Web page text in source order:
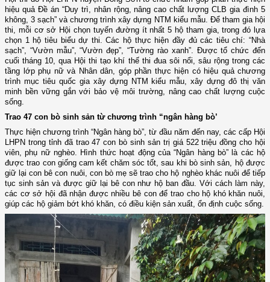
hiệu quả Đề án “Duy trì, nhân rộng, nâng cao chất lượng CLB gia đình 5
không, 3 sạch” và chương trình xây dựng NTM kiểu mẫu. Để tham gia hội
thi, mỗi cơ sở Hội chọn tuyến đường ít nhất 5 hộ tham gia, trong đó lựa
chọn 1 hộ tiêu biểu dự thi. Các hộ thực hiện đầy đủ các tiêu chí: “Nhà
sạch”, “Vườn mẫu”, “Vườn đẹp”, “Tường rào xanh”. Được tổ chức đến
cuối tháng 10, qua Hội thi tạo khí thế thi đua sôi nổi, sâu rộng trong các
tầng lớp phụ nữ và Nhân dân, góp phần thực hiện có hiệu quả chương
trình mục tiêu quốc gia xây dựng NTM kiểu mẫu, xây dựng đô thị văn
minh bền vững gắn với bảo vệ môi trường, nâng cao chất lượng cuộc
sống.
Trao 47 con bò sinh sản từ chương trình “ngân hàng bò’
Thực hiện chương trình “Ngân hàng bò”, từ đầu năm đến nay, các cấp Hội
LHPN trong tỉnh đã trao 47 con bò sinh sản trị giá 522 triệu đồng cho hội
viên, phụ nữ nghèo. Hình thức hoạt động của “Ngân hàng bò” là các hộ
được trao con giống cam kết chăm sóc tốt, sau khi bò sinh sản, hộ được
giữ lại con bê con nuôi, con bò mẹ sẽ trao cho hộ nghèo khác nuôi để tiếp
tục sinh sản và được giữ lại bê con như hộ ban đầu. Với cách làm này,
các cơ sở hội đã nhận được nhiều bê con để trao cho hộ khó khăn nuôi,
giúp các hộ giảm bớt khó khăn, có điều kiện sản xuất, ổn định cuộc sống.